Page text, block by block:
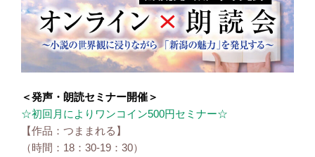
＜発声・朗読セミナー開催＞
☆初回月によりワンコイン500円セミナー☆
【作品：つままれる】
（時間：18：30-19：30）